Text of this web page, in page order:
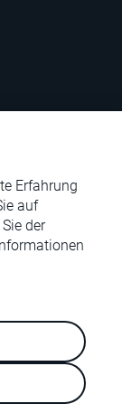
– 2026
Erfahrung
auf
der